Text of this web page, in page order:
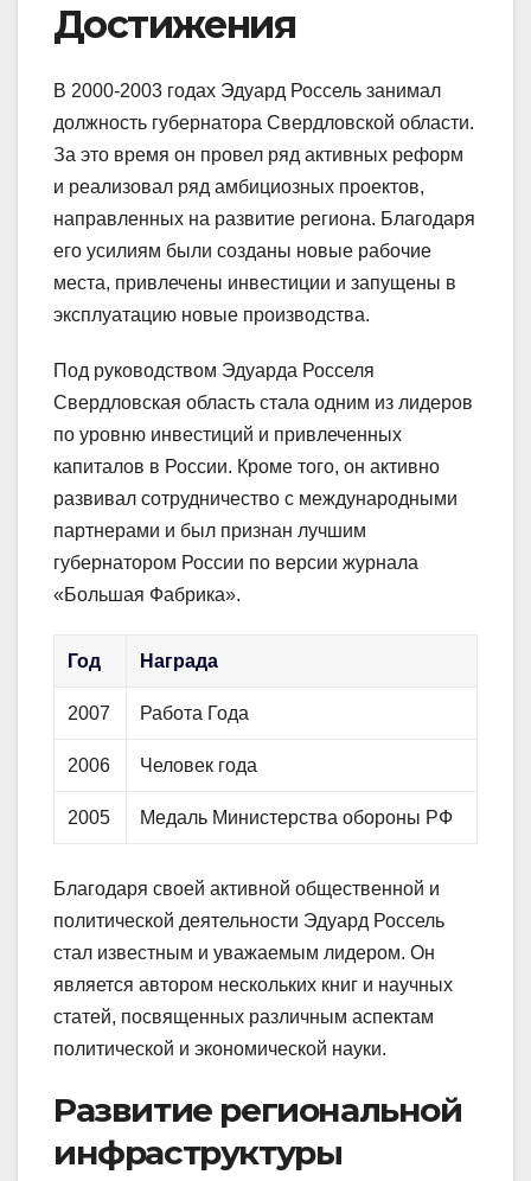
Достижения
В 2000-2003 годах Эдуард Россель занимал
должность губернатора Свердловской области.
За это время он провел ряд активных реформ
и реализовал ряд амбициозных проектов,
направленных на развитие региона. Благодаря
его усилиям были созданы новые рабочие
места, привлечены инвестиции и запущены в
эксплуатацию новые производства.
Под руководством Эдуарда Росселя
Свердловская область стала одним из лидеров
по уровню инвестиций и привлеченных
капиталов в России. Кроме того, он активно
развивал сотрудничество с международными
партнерами и был признан лучшим
губернатором России по версии журнала
«Большая Фабрика».
Год Награда
2007 Работа Года
2006 Человек года
2005 Медаль Министерства обороны РФ
Благодаря своей активной общественной и
политической деятельности Эдуард Россель
стал известным и уважаемым лидером. Он
является автором нескольких книг и научных
статей, посвященных различным аспектам
политической и экономической науки.
Развитие региональной
инфраструктуры